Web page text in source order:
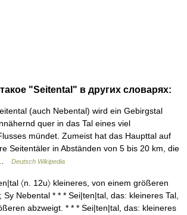
"Seitental" в других словарях:
(auch Nebental) wird ein Gebirgstal
quer in das Tal eines viel
mündet. Zumeist hat das Haupttal auf
Seitentäler in Abständen von 5 bis 20 km, die
Deutsch Wikipedia
〈n. 12u〉 kleineres, von einem größeren
Sy Nebental * * * Sei|ten|tal, das: kleineres Tal,
abzweigt. * * * Sei|ten|tal, das: kleineres